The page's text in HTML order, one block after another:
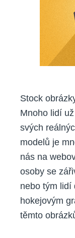
Stock
Mnoho lidí
svých
modelů je
nás na
osoby se
nebo tým lidí
hokejovým
těmto